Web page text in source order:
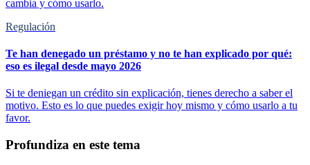
cambia y cómo usarlo.
Regulación
Te han denegado un préstamo y no te han explicado por qué:
eso es ilegal desde mayo 2026
Si te deniegan un crédito sin explicación, tienes derecho a saber el
motivo. Esto es lo que puedes exigir hoy mismo y cómo usarlo a tu
favor.
Profundiza en este tema